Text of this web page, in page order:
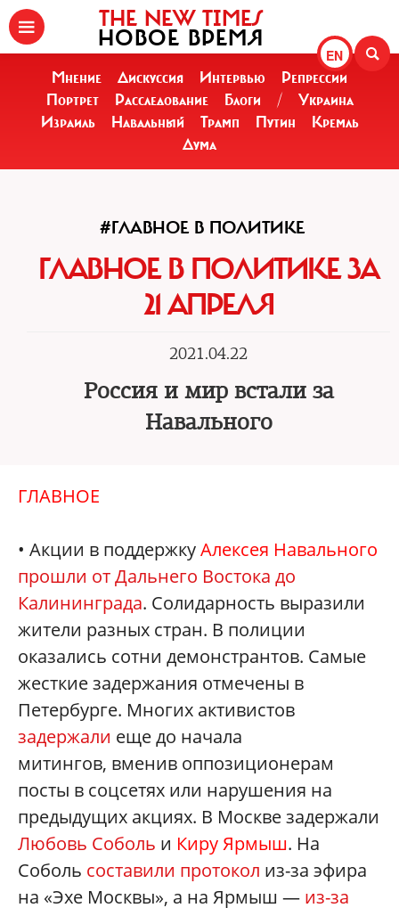
EN
THE NEW TIMES
НОВОЕ ВРЕМЯ
Мнение Дискуссия Интервью
Репрессии
Портрет
Расследование Блоги /
Украина
Израиль
Навальный Трамп Путин
Кремль
Дума
#ГЛАВНОЕ В ПОЛИТИКЕ
ГЛАВНОЕ В ПОЛИТИКЕ ЗА
21 АПРЕЛЯ
2021.04.22
Россия и мир встали за
Навального
ГЛАВНОЕ
• Акции в поддержкуАлексея Навального
прошли от Дальнего Востока до
Калининграда. Солидарность выразили
жители разных стран. В полиции
оказались сотни демонстрантов. Самые
жесткие задержания отмечены в
Петербурге. Многих активистов
задержали еще до начала
митингов, вменив оппозиционерам
посты в соцсетях или нарушения на
предыдущих акциях. В Москве задержали
Любовь Соболь и Киру Ярмыш. На
Соболь составили протокол из-за эфира
на «Эхе Москвы», а на Ярмыш — из-за